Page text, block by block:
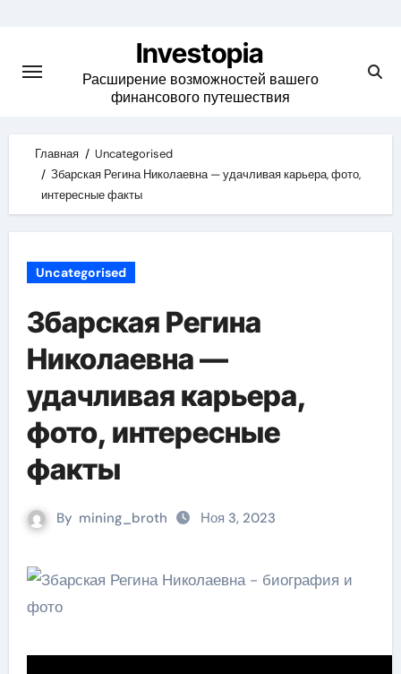
content
Investopia
Расширение возможностей вашего
финансового путешествия
Главная
Uncategorised
Збарская Регина Николаевна — удачливая карьера, фото,
интересные факты
Uncategorised
Збарская Регина
Николаевна —
удачливая карьера,
фото, интересные
факты
By mining_broth Ноя 3, 2023